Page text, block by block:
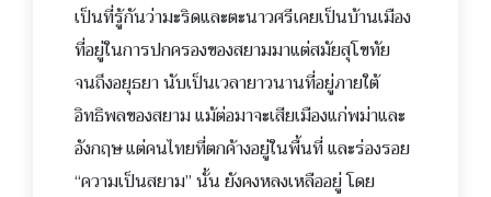
เป็นที่รู้กันว่ามะริดและตะนาวศรีเคยเป็นบ้านเมือง
ที่อยู่ในการปกครองของสยามมาแต่สมัยสุโขทัย
จนถึงอยุธยา นับเป็นเวลายาวนานที่อยู่ภายใต้
อิทธิพลของสยาม แม้ต่อมาจะเสียเมืองแก่พม่าและ
อังกฤษ แต่คนไทยที่ตกค้างอยู่ในพื้นที่ และร่องรอย
“ความเป็นสยาม” นั้น ยังคงหลงเหลืออยู่ โดย